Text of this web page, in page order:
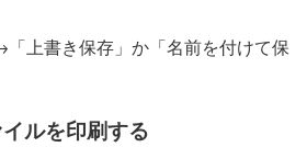
上書き保存」か「名前を付けて保
ルを印刷する